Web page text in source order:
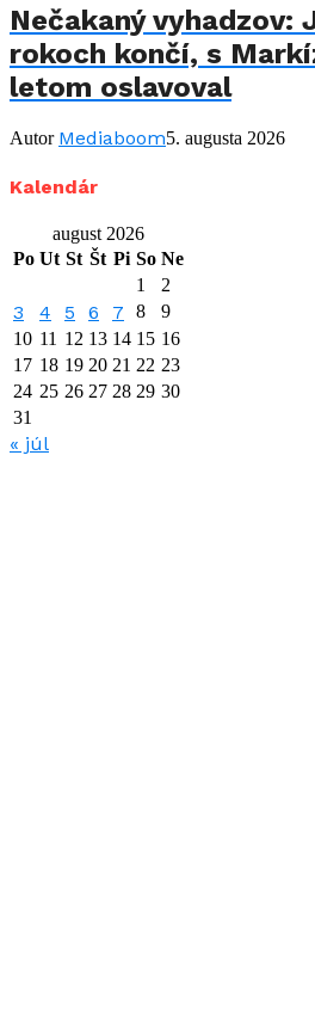
Nečakaný vyhadzov:
rokoch končí, s
letom oslavoval
Autor Mediaboom5. augusta 2026
Kalendár
august 2026
Po Ut St Št Pi So Ne
1
2
3 4 5 6 7 8
9
10 11 12 13 14 15 16
17 18 19 20 21 22 23
24 25 26 27 28 29 30
31
« júl